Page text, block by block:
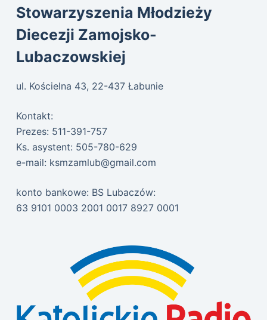
Stowarzyszenia Młodzieży
Diecezji Zamojsko-
Lubaczowskiej
ul. Kościelna 43, 22-437 Łabunie
Kontakt:
Prezes: 511-391-757
Ks. asystent: 505-780-629
e-mail: ksmzamlub@gmail.com
konto bankowe: BS Lubaczów:
63 9101 0003 2001 0017 8927 0001